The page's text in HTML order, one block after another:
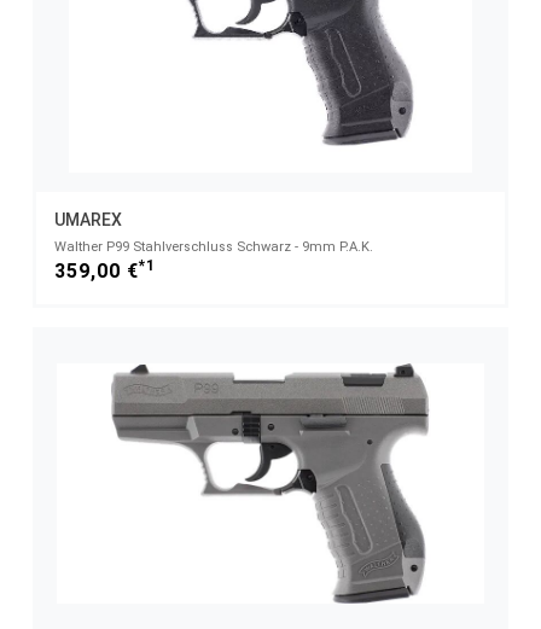
UMAREX
Walther P99 Stahlverschluss Schwarz - 9mm P.A.K.
359,00 €*1